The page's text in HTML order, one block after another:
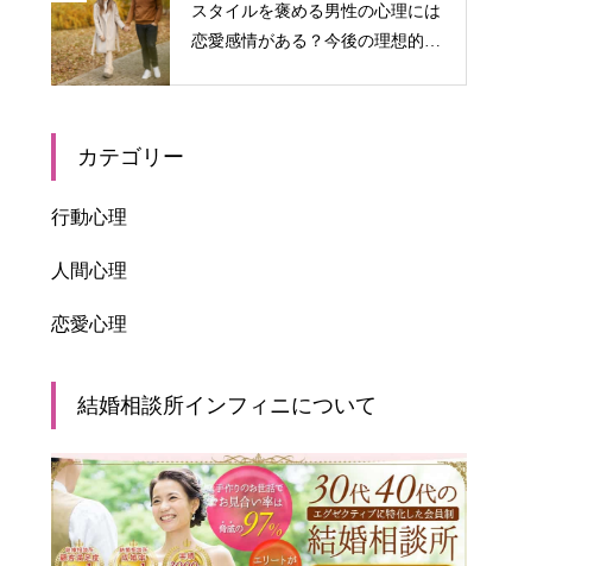
スタイルを褒める男性の心理には
恋愛感情がある？今後の理想的な
カテゴリー
行動心理
人間心理
恋愛心理
結婚相談所インフィニについて